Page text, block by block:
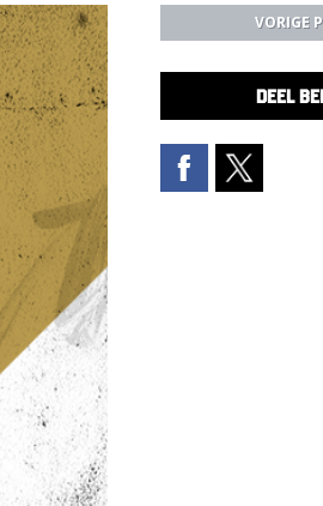
VORIGE
DEEL